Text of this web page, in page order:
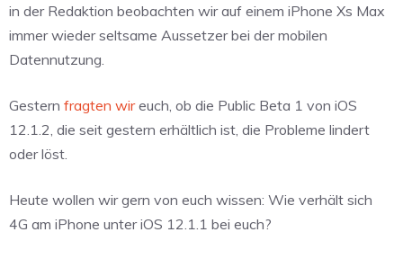
in der Redaktion beobachten wir auf einem iPhone Xs Max
immer wieder seltsame Aussetzer bei der mobilen
Datennutzung.
Gestern fragten wireuch, ob die Public Beta 1 von iOS
12.1.2, die seit gestern erhältlich ist, die Probleme lindert
oder löst.
Heute wollen wir gern von euch wissen: Wie verhält sich
4G am iPhone unter iOS 12.1.1 bei euch?